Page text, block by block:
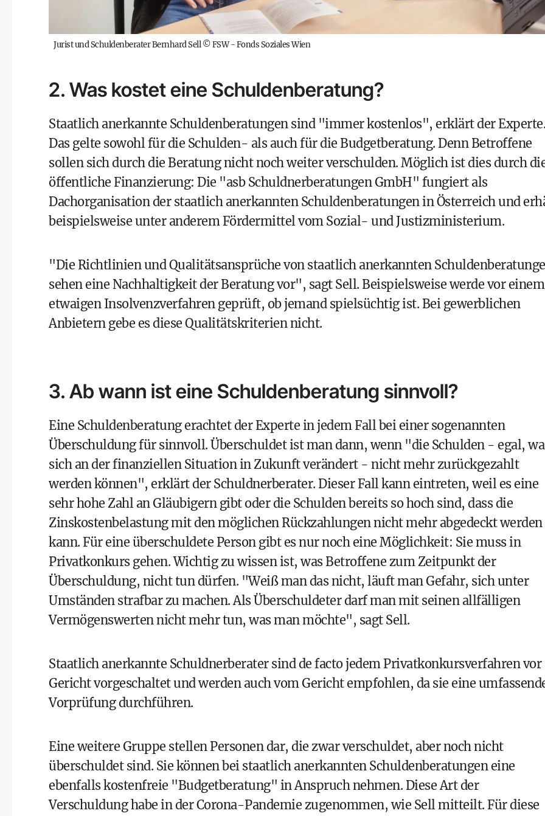
Jurist und Schuldenberater Bernhard Sell©FSW - Fonds Soziales Wien
2. Was kostet eine Schuldenberatung?
Staatlich anerkannte Schuldenberatungen sind "immer kostenlos", erklärt der Experte.
Das gelte sowohl für die Schulden- als auch für die Budgetberatung. Denn Betroffene
sollen sich durch die Beratung nicht noch weiter verschulden. Möglich ist dies durch
öffentliche Finanzierung: Die "asb Schuldnerberatungen GmbH" fungiert als
Dachorganisation der staatlich anerkannten Schuldenberatungen in Österreich und
beispielsweise unter anderem Fördermittel vom Sozial- und Justizministerium.
"Die Richtlinien und Qualitätsansprüche von staatlich anerkannten
sehen eine Nachhaltigkeit der Beratung vor", sagt Sell. Beispielsweise werde vor einem
etwaigen Insolvenzverfahren geprüft, ob jemand spielsüchtig ist. Bei gewerblichen
Anbietern gebe es diese Qualitätskriterien nicht.
3. Ab wann ist eine Schuldenberatung sinnvoll?
Eine Schuldenberatung erachtet der Experte in jedem Fall bei einer sogenannten
Überschuldung für sinnvoll. Überschuldet ist man dann, wenn "die Schulden - egal,
sich an der finanziellen Situation in Zukunft verändert - nicht mehr zurückgezahlt
werden können", erklärt der Schuldnerberater. Dieser Fall kann eintreten, weil es eine
sehr hohe Zahl an Gläubigern gibt oder die Schulden bereits so hoch sind, dass die
Zinskostenbelastung mit den möglichen Rückzahlungen nicht mehr abgedeckt werden
kann. Für eine überschuldete Person gibt es nur noch eine Möglichkeit: Sie muss in
Privatkonkurs gehen. Wichtig zu wissen ist, was Betroffene zum Zeitpunkt der
Überschuldung, nicht tun dürfen. "Weiß man das nicht, läuft man Gefahr, sich unter
Umständen strafbar zu machen. Als Überschuldeter darf man mit seinen allfälligen
Vermögenswerten nicht mehr tun, was man möchte", sagt Sell.
Staatlich anerkannte Schuldnerberater sind de facto jedem Privatkonkursverfahren vor
Gericht vorgeschaltet und werden auch vom Gericht empfohlen, da sie eine
Vorprüfung durchführen.
Eine weitere Gruppe stellen Personen dar, die zwar verschuldet, aber noch nicht
überschuldet sind. Sie können bei staatlich anerkannten Schuldenberatungen eine
ebenfalls kostenfreie "Budgetberatung" in Anspruch nehmen. Diese Art der
Verschuldung habe in der Corona-Pandemie zugenommen, wie Sell mitteilt. Für diese